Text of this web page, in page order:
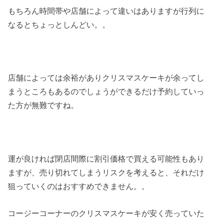
もちろん時間帯や店舗によって違いはありますが行列に
なるとちょっとしんどい。。
店舗によっては余裕がありクリスマスケーキが余ってし
まうところもあるのでしょうができるだけ予約していっ
た方が無難ですね。
運が良ければ閉店間際に割引価格で買える可能性もあり
ますが、売り切れてしまうリスクを考えると、それだけ
狙っていくのはおすすめできません。。
コージーコーナーのクリスマスケーキが安く売っていた